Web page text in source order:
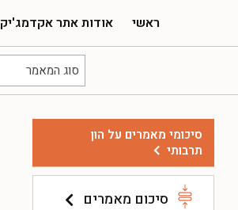
ראשי אודות אתר אקדמג'יק
סוג המאמר
סיכומי מאמרים על הון
תרבותי
סיכום מאמרים